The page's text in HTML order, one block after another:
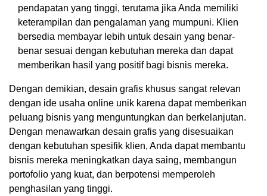
pendapatan yang tinggi, terutama jika Anda memiliki
keterampilan dan pengalaman yang mumpuni. Klien
bersedia membayar lebih untuk desain yang benar-
benar sesuai dengan kebutuhan mereka dan dapat
memberikan hasil yang positif bagi bisnis mereka.
Dengan demikian, desain grafis khusus sangat relevan
dengan ide usaha online unik karena dapat memberikan
peluang bisnis yang menguntungkan dan berkelanjutan.
Dengan menawarkan desain grafis yang disesuaikan
dengan kebutuhan spesifik klien, Anda dapat membantu
bisnis mereka meningkatkan daya saing, membangun
portofolio yang kuat, dan berpotensi memperoleh
penghasilan yang tinggi.